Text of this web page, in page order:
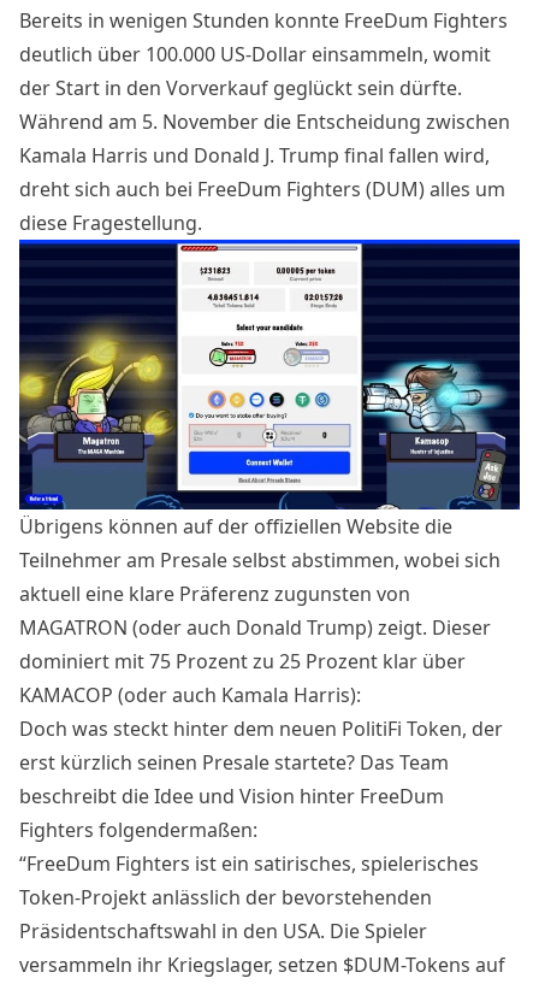
Bereits in wenigen Stunden konnte FreeDum Fighters
deutlich über 100.000 US-Dollar einsammeln, womit
der Start in den Vorverkauf geglückt sein dürfte.
Während am 5. November die Entscheidung zwischen
Kamala Harris und Donald J. Trump final fallen wird,
dreht sich auch bei FreeDum Fighters (DUM) alles um
diese Fragestellung.
Übrigens können auf der offiziellen Website die
Teilnehmer am Presale selbst abstimmen, wobei sich
aktuell eine klare Präferenz zugunsten von
MAGATRON (oder auch Donald Trump) zeigt. Dieser
dominiert mit 75 Prozent zu 25 Prozent klar über
KAMACOP (oder auch Kamala Harris):
Doch was steckt hinter dem neuen PolitiFi Token, der
erst kürzlich seinen Presale startete? Das Team
beschreibt die Idee und Vision hinter FreeDum
Fighters folgendermaßen:
“FreeDum Fighters ist ein satirisches, spielerisches
Token-Projekt anlässlich der bevorstehenden
Präsidentschaftswahl in den USA. Die Spieler
versammeln ihr Kriegslager, setzen $DUM-Tokens auf